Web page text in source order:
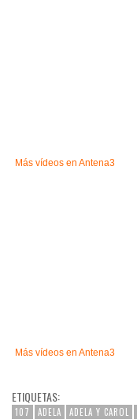
Más vídeos en Antena3
Más vídeos en Antena3
ETIQUETAS:
107 ADELA ADELA Y CAROL